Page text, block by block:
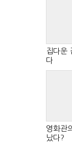
집다운
다
영화관
났다?